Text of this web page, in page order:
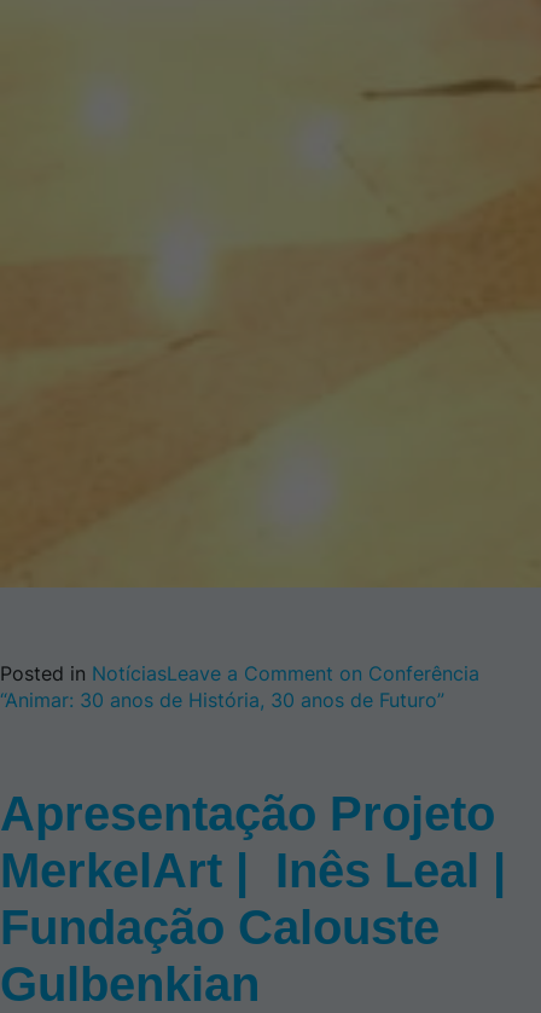
Posted in NotíciasLeave a Comment on Conferência
“Animar: 30 anos de História, 30 anos de Futuro”
Apresentação Projeto
MerkelArt | Inês Leal |
Fundação Calouste
Gulbenkian